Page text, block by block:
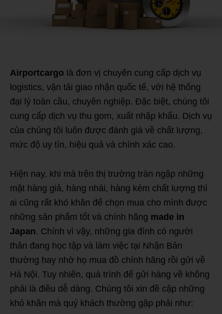
Airportcargo là đơn vị chuyên cung cấp dịch vụ
logistics, vận tải giao nhận quốc tế, với hệ thống
đại lý toàn cầu, chuyên nghiệp. Đặc biệt, chúng tôi
cung cấp dịch vụ thu gom, xuất nhập khẩu. Dịch vụ
của chúng tôi luôn được đánh giá về chất lượng,
mức độ uy tín, hiệu quả và chính xác cao.
Hiện nay, khi mà trên thị trường tràn ngập những
mặt hàng giả, hàng nhái, hàng kém chất lượng thì
ai cũng rất khó khăn để chọn mua cho mình được
những sản phẩm tốt và chính hãng made in
Japan. Chính vì vậy, những gia đình có người
thân đang học tập và làm việc tại Nhận Bản
thường hay nhờ họ mua đồ chính hãng rồi gửi về
Hà Nội. Tuy nhiên, quá trình để gửi hàng về không
phải là điều dễ dàng. Chúng tôi xin đề cập những
khó khăn mà quý khách thường gặp phải như: